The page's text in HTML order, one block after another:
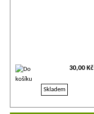
30,00 Kč
Skladem